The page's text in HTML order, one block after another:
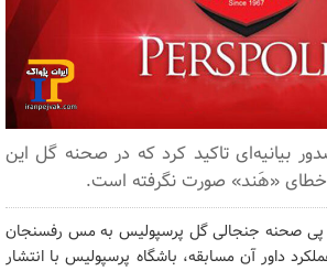
بیانیه‌ای تاکید کرد که در صحنه گل این
«هَند» صورت نگرفته است.
پی صحنه جنجالی گل پرسپولیس به مس رفسنجان
داور آن مسابقه، باشگاه پرسپولیس با انتشار